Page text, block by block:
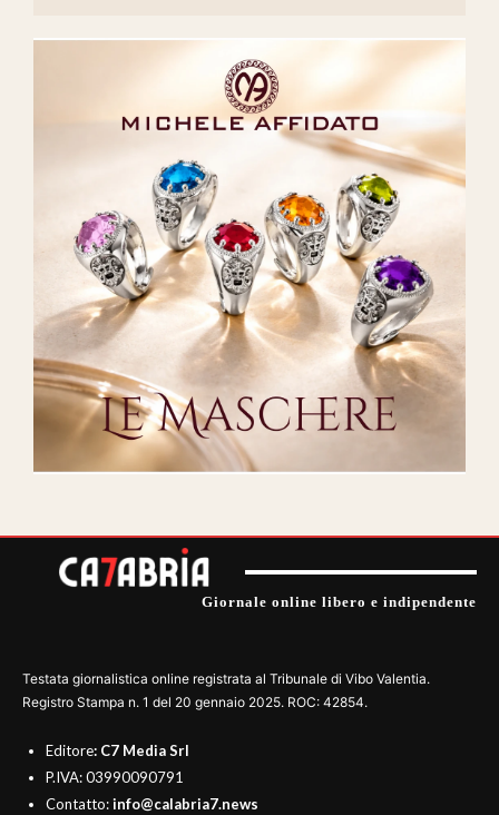
Giornale online libero e indipendente
Testata giornalistica online registrata al Tribunale di Vibo Valentia.
Registro Stampa n. 1 del 20 gennaio 2025. ROC: 42854.
Editore: C7 Media Srl
P.IVA: 03990090791
Contatto:info@calabria7.news